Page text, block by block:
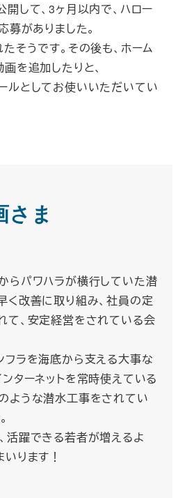
して、3ヶ月以内で、ハロー
募がありました。
そうです。その後も、ホーム
を追加したりと、
ルとしてお使いいただいてい
さま
らパワハラが横行していた潜
く改善に取り組み、社員の定
て、安定経営をされている会
フラを海底から支える大事な
ターネットを常時使えている
ような潜水工事をされてい
活躍できる若者が増えるよ
ります！